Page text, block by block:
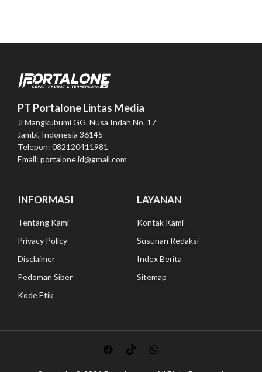
PT Portalone Lintas Media
Jl Mangkubumi GG. Nusa Indah No. 17
Jambi, Indonesia 36145
Telepon: 082120411981
Email: portalone.id@gmail.com
INFORMASI
Tentang Kami
Privacy Policy
Disclaimer
Pedoman Siber
Kode Etik
LAYANAN
Kontak Kami
Susunan Redaksi
Index Berita
Sitemap